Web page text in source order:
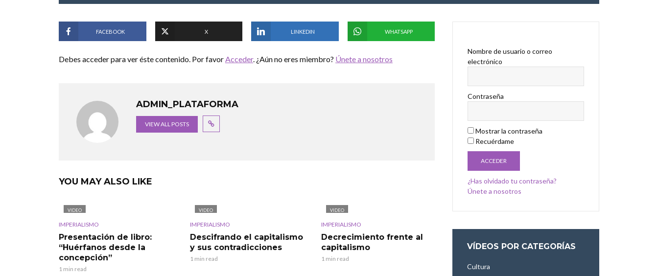
FACEBOOK X LINKEDIN WHATSAPP
Debes acceder para ver éste contenido. Por favorAcceder. ¿Aún no eres miembro? Únete a nosotros
ADMIN_PLATAFORMA
VIEW ALL POSTS
YOU MAY ALSO LIKE
VIDEO
IMPERIALISMO
Presentación de libro:
“Huérfanos desde la
concepción”
1 min read
VIDEO
IMPERIALISMO
Descifrando el capitalismo
y sus contradicciones
1 min read
VIDEO
IMPERIALISMO
Decrecimiento frente al
capitalismo
1 min read
Nombre de usuario o correo
electrónico
Contraseña
Mostrar la contraseña
Recuérdame
¿Has olvidado tu contraseña?
Únete a nosotros
VÍDEOS POR CATEGORÍAS
Cultura